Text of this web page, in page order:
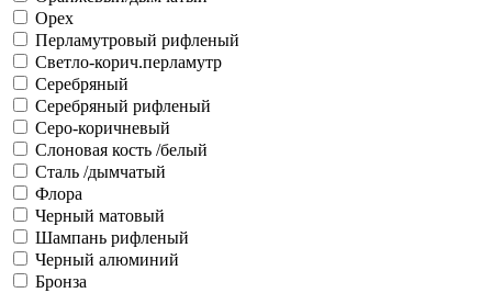
Орех
Перламутровый рифленый
Светло-корич.перламутр
Серебряный
Серебряный рифленый
Серо-коричневый
Слоновая кость /белый
Сталь /дымчатый
Флора
Черный матовый
Шампань рифленый
Черный алюминий
Бронза